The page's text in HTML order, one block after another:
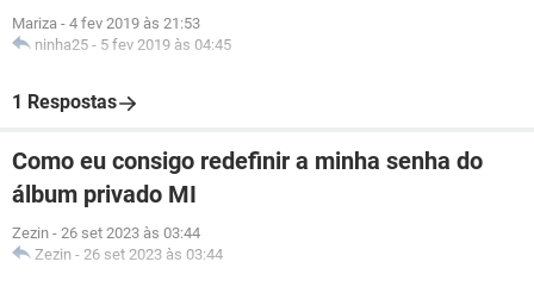
Mariza - 4 fev 2019 às 21:53
ninha25 - 5 fev 2019 às 04:45
1 Respostas
Como eu consigo redefinir a minha senha do
álbum privado MI
Zezin - 26 set 2023 às 03:44
Zezin - 26 set 2023 às 03:44